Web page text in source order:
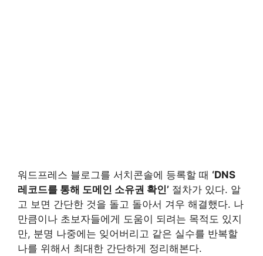
워드프레스 블로그를 서치콘솔에 등록할 때 ‘DNS
레코드를 통해 도메인 소유권 확인’ 절차가 있다. 알
고 보면 간단한 것을 돌고 돌아서 겨우 해결했다. 나
만큼이나 초보자들에게 도움이 되려는 목적도 있지
만, 분명 나중에는 잊어버리고 같은 실수를 반복할
나를 위해서 최대한 간단하게 정리해본다.